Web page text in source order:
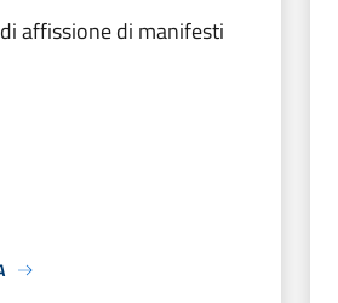
affissione di manifesti